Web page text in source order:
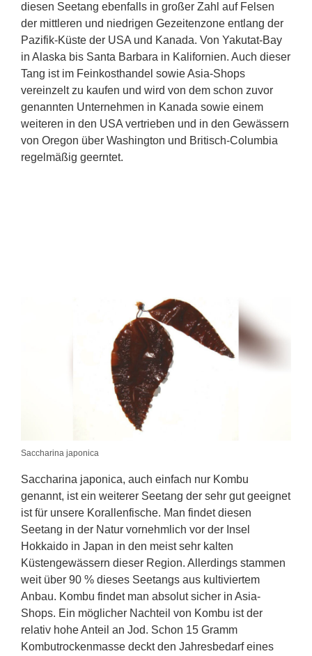
diesen Seetang ebenfalls in großer Zahl auf Felsen
der mittleren und niedrigen Gezeitenzone entlang der
Pazifik-Küste der USA und Kanada. Von Yakutat-Bay
in Alaska bis Santa Barbara in Kalifornien. Auch dieser
Tang ist im Feinkosthandel sowie Asia-Shops
vereinzelt zu kaufen und wird von dem schon zuvor
genannten Unternehmen in Kanada sowie einem
weiteren in den USA vertrieben und in den Gewässern
von Oregon über Washington und Britisch-Columbia
regelmäßig geerntet.
Saccharina japonica
Saccharina japonica, auch einfach nur Kombu
genannt, ist ein weiterer Seetang der sehr gut geeignet
ist für unsere Korallenfische. Man findet diesen
Seetang in der Natur vornehmlich vor der Insel
Hokkaido in Japan in den meist sehr kalten
Küstengewässern dieser Region. Allerdings stammen
weit über 90 % dieses Seetangs aus kultiviertem
Anbau. Kombu findet man absolut sicher in Asia-
Shops. Ein möglicher Nachteil von Kombu ist der
relativ hohe Anteil an Jod. Schon 15 Gramm
Kombutrockenmasse deckt den Jahresbedarf eines